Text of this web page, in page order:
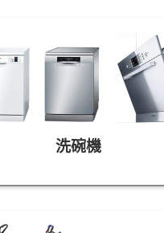
洗碗機